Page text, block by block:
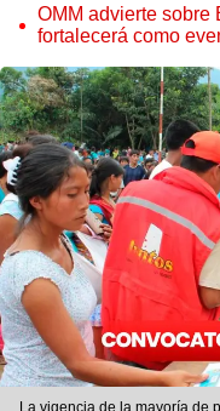
OMM advierte sobre
fortalecerá como
La vigencia de la mayoría de